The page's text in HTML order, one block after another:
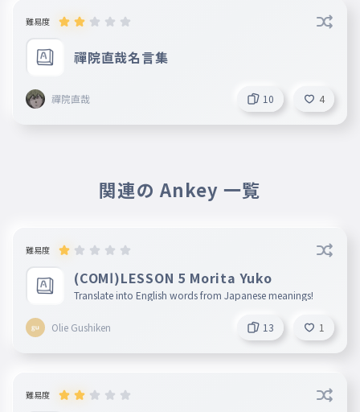
難易度
禪院直哉名言集
禪院直哉 10 4
関連の Ankey 一覧
難易度
(COMⅠ)LESSON 5 Morita Yuko
Translate into English words from Japanese meanings!
Olie Gushiken 13 1
難易度